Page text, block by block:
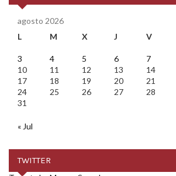
agosto 2026
L
M X J V
3
4 5 6 7
10
11 12 13 14
17
18 19 20 21
24
25 26 27 28
31
« Jul
TWITTER